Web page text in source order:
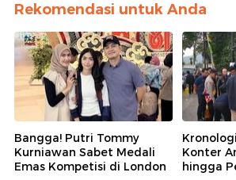
Rekomendasi untuk Anda
Bangga! Putri Tommy
Kurniawan Sabet Medali
Emas Kompetisi di London
Konter
hingga